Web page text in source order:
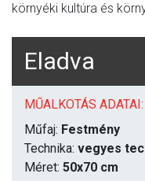
környéki kultúra és
Eladva
MŰALKOTÁS ADATAI:
Műfaj: Festmény
Technika: vegyes
Méret: 50x70 cm